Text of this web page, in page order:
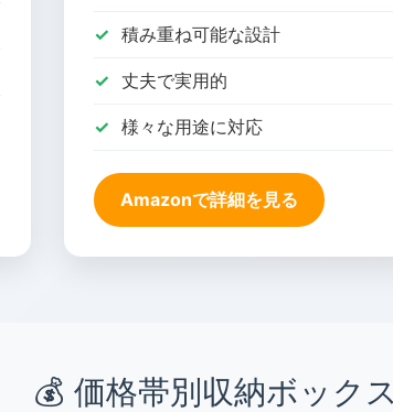
積み重ね可能な設計
丈夫で実用的
様々な用途に対応
Amazonで詳細を見る
💰 価格帯別収納ボック